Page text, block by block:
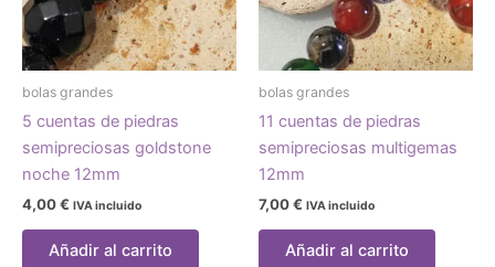
bolas grandes
5 cuentas de piedras
semipreciosas goldstone
noche 12mm
4,00€ IVA incluido
Añadir al carrito
bolas grandes
11 cuentas de piedras
semipreciosas multigemas
12mm
7,00€ IVA incluido
Añadir al carrito